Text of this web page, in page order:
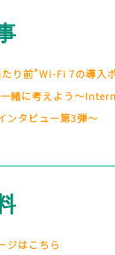
たり前”Wi-Fi 7の導入
緒に考えよう～
ンタビュー第3弾～
ジはこちら